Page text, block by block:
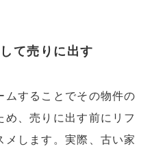
て売りに出す
ムすることでその物件の
、売りに出す前にリフ
メします。実際、古い家